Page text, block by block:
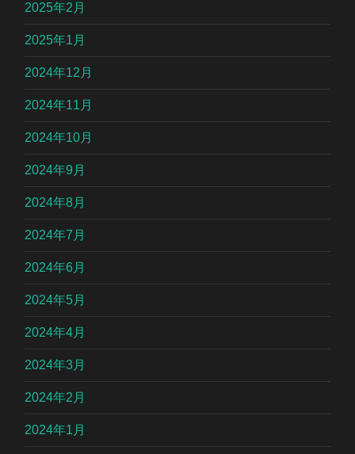
2025年2月
2025年1月
2024年12月
2024年11月
2024年10月
2024年9月
2024年8月
2024年7月
2024年6月
2024年5月
2024年4月
2024年3月
2024年2月
2024年1月